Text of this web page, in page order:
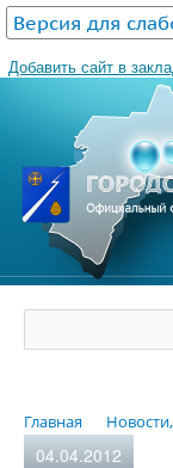
Версия для
Добавить сайт в
Главная
04.04.2012